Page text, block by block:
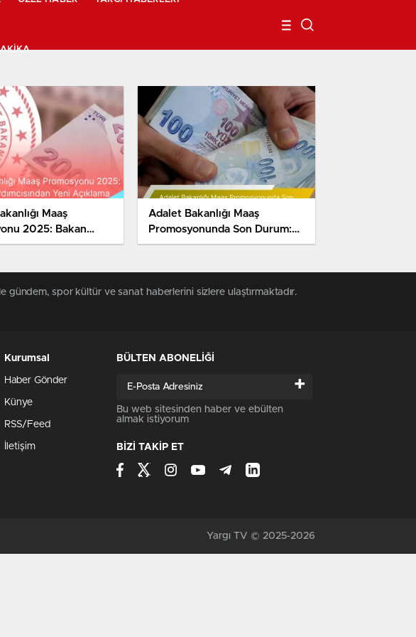
Maaş
2025: Bakan
Yeni Açıklama
Adalet Bakanlığı Maaş
Promosyonunda Son Durum:
En Yüksek Teklif
gündem, spor kültür ve sanat haberlerini sizlere ulaştırmaktadır.
Kurumsal
Haber Gönder
Künye
RSS/Feed
İletişim
BÜLTEN ABONELİĞİ
+
Bu web sitesinden haber ve ebülten
almak istiyorum
BİZİ TAKİP ET
Yargı TV © 2025-2026